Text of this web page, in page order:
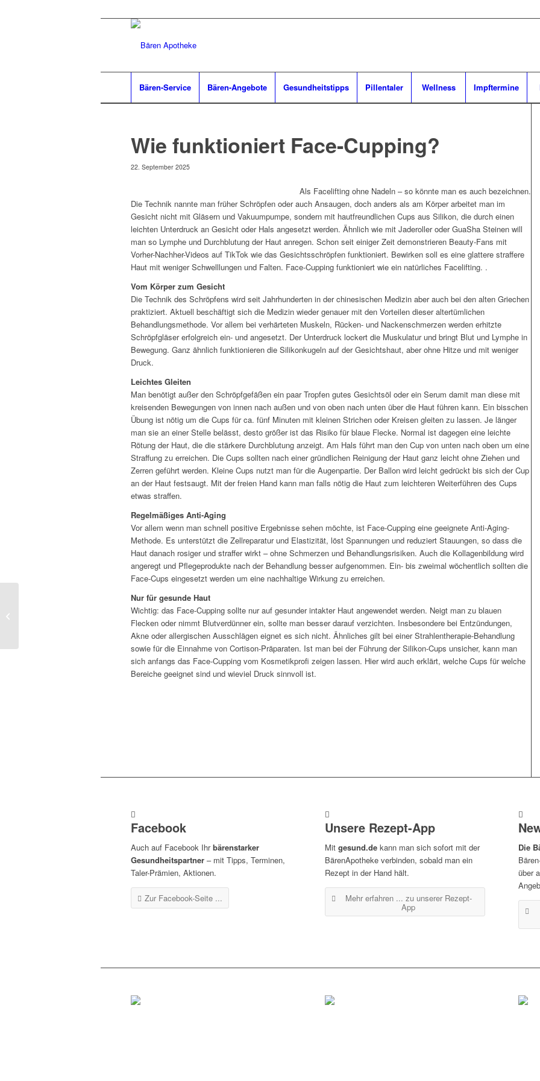
Bären-Service Bären-Angebote Gesundheitstipps Pillentaler Wellness Impftermine
Wie funktioniert Face-Cupping?
22. September 2025
Als Facelifting ohne Nadeln – so könnte man es auch bezeichnen.
Die Technik nannte man früher Schröpfen oder auch Ansaugen, doch anders als am Körper arbeitet man im
Gesicht nicht mit Gläsern und Vakuumpumpe, sondern mit hautfreundlichen Cups aus Silikon, die durch einen
leichten Unterdruck an Gesicht oder Hals angesetzt werden. Ähnlich wie mit Jaderoller oder GuaSha Steinen will
man so Lymphe und Durchblutung der Haut anregen. Schon seit einiger Zeit demonstrieren Beauty-Fans mit
Vorher-Nachher-Videos auf TikTok wie das Gesichtsschröpfen funktioniert. Bewirken soll es eine glattere straffere
Haut mit weniger Schwelllungen und Falten. Face-Cupping funktioniert wie ein natürliches Facelifting. .
Vom Körper zum Gesicht
Die Technik des Schröpfens wird seit Jahrhunderten in der chinesischen Medizin aber auch bei den alten Griechen
praktiziert. Aktuell beschäftigt sich die Medizin wieder genauer mit den Vorteilen dieser altertümlichen
Behandlungsmethode. Vor allem bei verhärteten Muskeln, Rücken- und Nackenschmerzen werden erhitzte
Schröpfgläser erfolgreich ein- und angesetzt. Der Unterdruck lockert die Muskulatur und bringt Blut und Lymphe in
Bewegung. Ganz ähnlich funktionieren die Silikonkugeln auf der Gesichtshaut, aber ohne Hitze und mit weniger
Druck.
Leichtes Gleiten
Man benötigt außer den Schröpfgefäßen ein paar Tropfen gutes Gesichtsöl oder ein Serum damit man diese mit
kreisenden Bewegungen von innen nach außen und von oben nach unten über die Haut führen kann. Ein bisschen
Übung ist nötig um die Cups für ca. fünf Minuten mit kleinen Strichen oder Kreisen gleiten zu lassen. Je länger
man sie an einer Stelle belässt, desto größer ist das Risiko für blaue Flecke. Normal ist dagegen eine leichte
Rötung der Haut, die die stärkere Durchblutung anzeigt. Am Hals führt man den Cup von unten nach oben um eine
Straffung zu erreichen. Die Cups sollten nach einer gründlichen Reinigung der Haut ganz leicht ohne Ziehen und
Zerren geführt werden. Kleine Cups nutzt man für die Augenpartie. Der Ballon wird leicht gedrückt bis sich der Cup
an der Haut festsaugt. Mit der freien Hand kann man falls nötig die Haut zum leichteren Weiterführen des Cups
etwas straffen.
Regelmäßiges Anti-Aging
Vor allem wenn man schnell positive Ergebnisse sehen möchte, ist Face-Cupping eine geeignete Anti-Aging-
Methode. Es unterstützt die Zellreparatur und Elastizität, löst Spannungen und reduziert Stauungen, so dass die
Haut danach rosiger und straffer wirkt – ohne Schmerzen und Behandlungsrisiken. Auch die Kollagenbildung wird
angeregt und Pflegeprodukte nach der Behandlung besser aufgenommen. Ein- bis zweimal wöchentlich sollten die
Face-Cups eingesetzt werden um eine nachhaltige Wirkung zu erreichen.
Nur für gesunde Haut
Wichtig: das Face-Cupping sollte nur auf gesunder intakter Haut angewendet werden. Neigt man zu blauen
Flecken oder nimmt Blutverdünner ein, sollte man besser darauf verzichten. Insbesondere bei Entzündungen,
Akne oder allergischen Ausschlägen eignet es sich nicht. Ähnliches gilt bei einer Strahlentherapie-Behandlung
sowie für die Einnahme von Cortison-Präparaten. Ist man bei der Führung der Silikon-Cups unsicher, kann man
sich anfangs das Face-Cupping vom Kosmetikprofi zeigen lassen. Hier wird auch erklärt, welche Cups für welche
Bereiche geeignet sind und wieviel Druck sinnvoll ist.
Facebook
Auch auf Facebook Ihrbärenstarker
Gesundheitspartner – mit Tipps, Terminen,
Taler-Prämien, Aktionen.
Zur Facebook-Seite ...
Unsere Rezept-App
Mit gesund.dekann man sich sofort mit der
BärenApotheke verbinden, sobald man ein
Rezept in der Hand hält.
Mehr erfahren ... zu unserer Rezept-
App
Die
über